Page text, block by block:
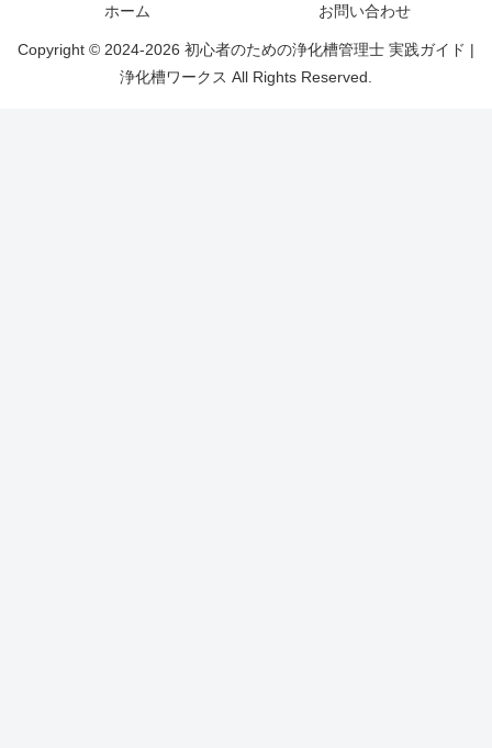
ホーム お問い合わせ
Copyright © 2024-2026 初心者のための浄化槽管理士 実践ガイド |
浄化槽ワークス All Rights Reserved.